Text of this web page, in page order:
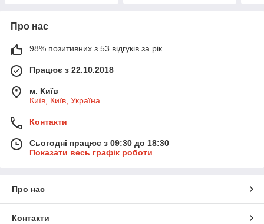
Про нас
98% позитивних з 53 відгуків за рік
Працює з 22.10.2018
м. Київ
Київ, Київ, Україна
Контакти
Сьогодні працює з 09:30 до 18:30
Показати весь графік роботи
Про нас
Контакти